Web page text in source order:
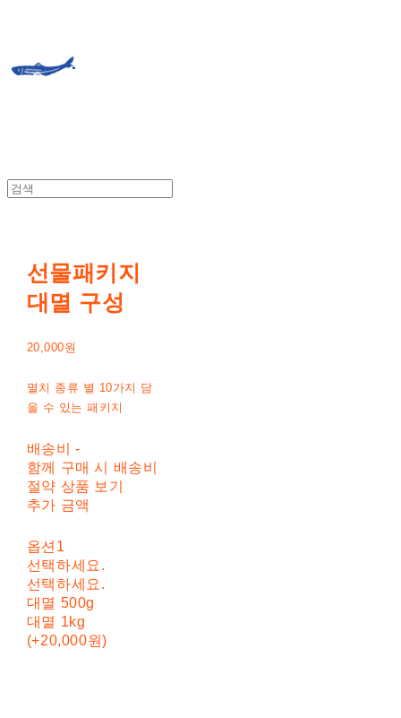
선물패키지
대멸 구성
20,000원
멸치 종류 별 10가지 담
을 수 있는 패키지
배송비-
함께 구매 시 배송비
절약 상품 보기
추가 금액
옵션1
선택하세요.
선택하세요.
대멸 500g
대멸 1kg
(+20,000원)